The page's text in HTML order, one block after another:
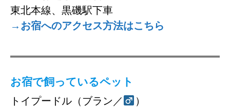
東北本線、黒磯駅下車
→お宿へのアクセス方法はこちら
お宿で飼っているペット
トイプードル（ブラン／ ）